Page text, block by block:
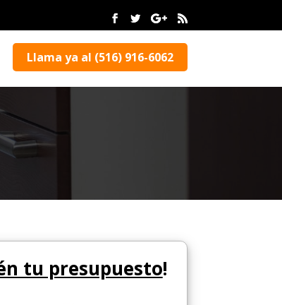
Llama ya al (516) 916-6062
tu presupuesto!